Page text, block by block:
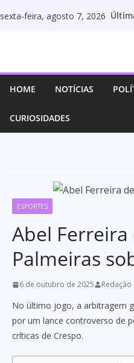
sexta-feira, agosto 7, 2026
HOME NOTÍCIAS
CURIOSIDADES
ESPORTES
Abel
Palmeiras
6 de outubro de 2025 Redação
No último jogo, a arbitragem
por um lance controverso de
críticas de Crespo.